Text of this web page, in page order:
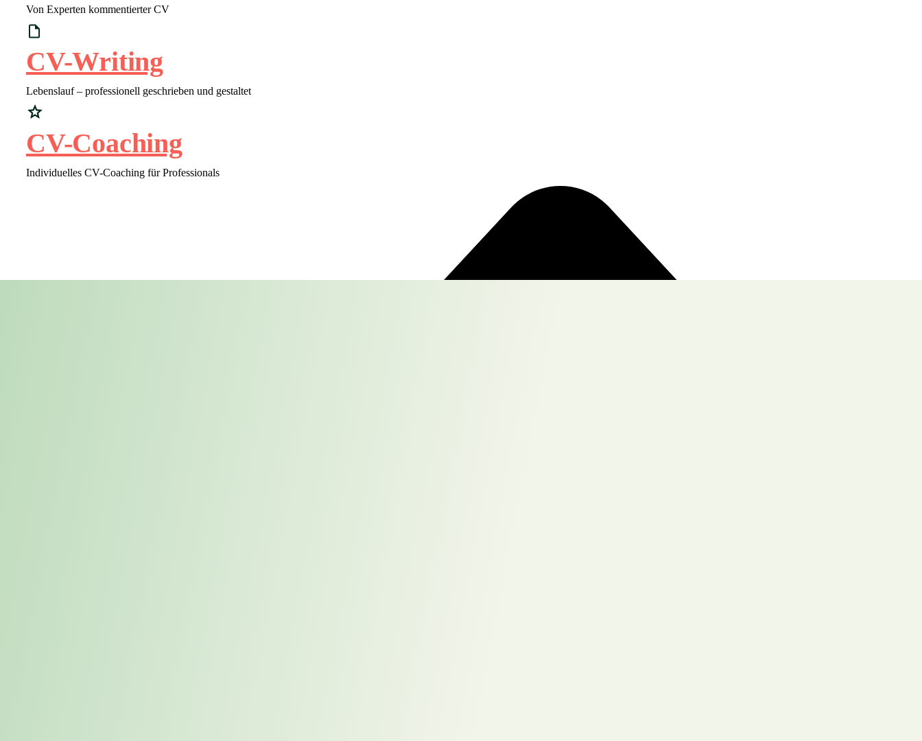
Von Experten kommentierter CV
CV-Writing
Lebenslauf – professionell geschrieben und gestaltet
CV-Coaching
Individuelles CV-Coaching für Professionals